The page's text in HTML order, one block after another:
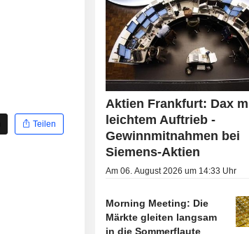
Teilen
Aktien Frankfurt: Dax
leichtem Auftrieb -
Gewinnmitnahmen bei
Siemens-Aktien
Am 06. August 2026 um 14:33 Uhr
Morning Meeting: Die
Märkte gleiten langsam
in die Sommerflaute